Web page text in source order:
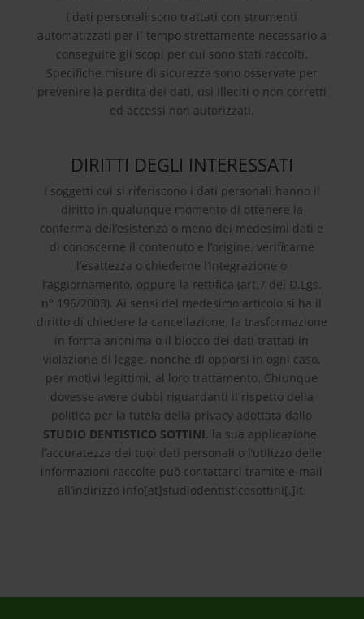
I dati personali sono trattati con strumenti
automatizzati per il tempo strettamente necessario a
conseguire gli scopi per cui sono stati raccolti.
Specifiche misure di sicurezza sono osservate per
prevenire la perdita dei dati, usi illeciti o non corretti
ed accessi non autorizzati.
DIRITTI DEGLI INTERESSATI
I soggetti cui si riferiscono i dati personali hanno il
diritto in qualunque momento di ottenere la
conferma dell’esistenza o meno dei medesimi dati e
di conoscerne il contenuto e l’origine, verificarne
l’esattezza o chiederne l’integrazione o
l’aggiornamento, oppure la rettifica (art.7 del D.Lgs.
n° 196/2003). Ai sensi del medesimo articolo si ha il
diritto di chiedere la cancellazione, la trasformazione
in forma anonima o il blocco dei dati trattati in
violazione di legge, nonchè di opporsi in ogni caso,
per motivi legittimi, al loro trattamento. Chiunque
dovesse avere dubbi riguardanti il rispetto della
politica per la tutela della privacy adottata dallo
STUDIO DENTISTICO SOTTINI, la sua applicazione,
l’accuratezza dei tuoi dati personali o l’utilizzo delle
informazioni raccolte può contattarci tramite e-mail
all’indirizzo info[at]studiodentisticosottini[.]it.